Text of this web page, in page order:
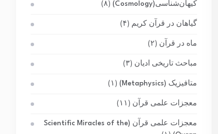
کیهان‌شناسی(Cosmology) (۸)
گیاهان در قرآن کریم (۴)
ماه در قرآن (۲)
مباحث تاریخی ادیان (۳)
متافیزیک (Metaphysics) (۱)
معجزات علمی قرآن (۱۱)
معجزات علمی قرآن (Scientific Miracles of the